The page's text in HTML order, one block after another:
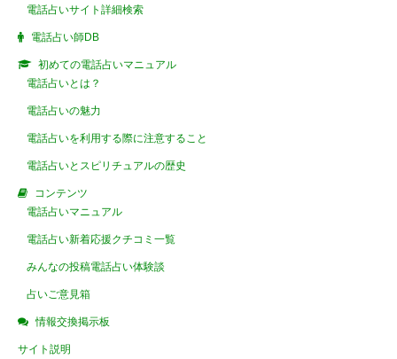
電話占いサイト詳細検索
電話占い師DB
初めての電話占いマニュアル
電話占いとは？
電話占いの魅力
電話占いを利用する際に注意すること
電話占いとスピリチュアルの歴史
コンテンツ
電話占いマニュアル
電話占い新着応援クチコミ一覧
みんなの投稿電話占い体験談
占いご意見箱
情報交換掲示板
サイト説明